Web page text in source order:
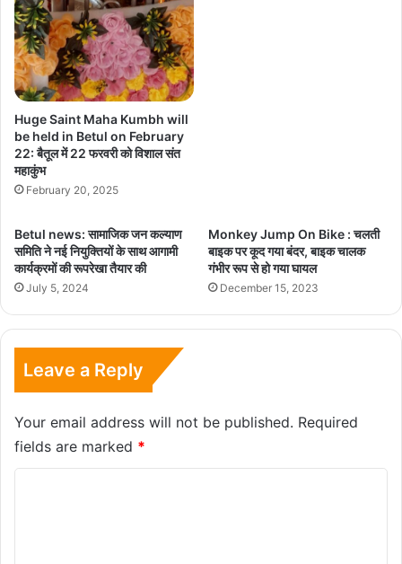
Huge Saint Maha Kumbh will
be held in Betul on February
22: बैतूल में 22 फरवरी को विशाल संत
महाकुंभ
February 20, 2025
Betul news: सामाजिक जन कल्याण
समिति ने नई नियुक्तियों के साथ आगामी
कार्यक्रमों की रूपरेखा तैयार की
July 5, 2024
Monkey Jump On Bike : चलती
बाइक पर कूद गया बंदर, बाइक चालक
गंभीर रूप से हो गया घायल
December 15, 2023
Leave a Reply
Your email address will not be published. Required
fields are marked *